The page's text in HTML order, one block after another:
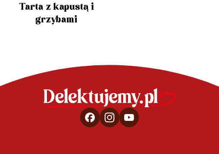
Tarta z kapustą i
grzybami